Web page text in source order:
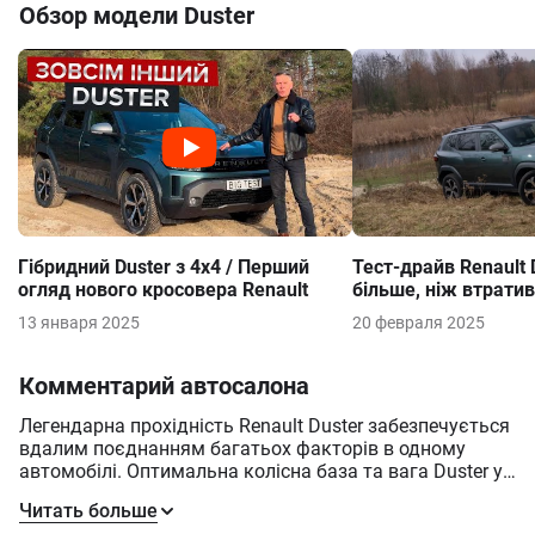
Обзор модели Duster
Гібридний Duster з 4х4 / Перший
огляд нового кросовера Renault
13 января 2025
Тест-драйв Renault
більше, ніж втратив
20 февраля 2025
Комментарий автосалона
Легендарна прохідність Renault Duster забезпечується
вдалим поєднанням багатьох факторів в одному
автомобілі. Оптимальна колісна база та вага Duster у
автомобіль зі складних позашляхових умов – піску,
Читать больше